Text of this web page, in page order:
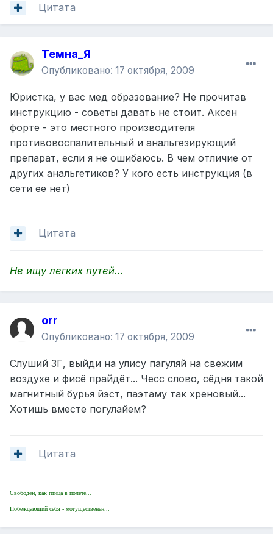
Цитата
Темна_Я
Опубликовано: 17 октября, 2009
Юристка, у вас мед образование? Не прочитав
инструкцию - советы давать не стоит. Аксен
форте - это местного производителя
противовоспалительный и анальгезирующий
препарат, если я не ошибаюсь. В чем отличие от
других анальгетиков? У кого есть инструкция (в
сети ее нет)
Цитата
Не ищу легких путей...
orr
Опубликовано: 17 октября, 2009
Слуший ЗГ, выйди на улису пагуляй на свежим
воздухе и фисё прайдёт... Чесс слово, сёдня такой
магнитный бурья йэст, паэтаму так хреновый...
Хотишь вместе погулайем?
Цитата
Свободен, как птица в полёте...
Побеждающий себя - могущественен...